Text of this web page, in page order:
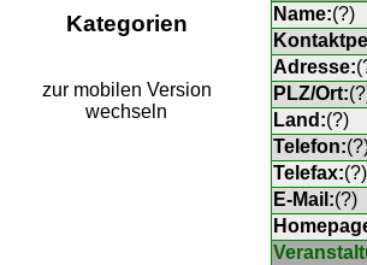
Kategorien
zur mobilen Version
wechseln
Name:(?)
Adresse:(
PLZ/Ort:(?
Land:(?)
Telefon:(?
Telefax:(?)
E-Mail:(?)